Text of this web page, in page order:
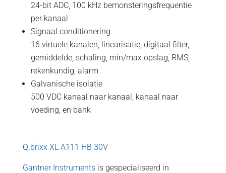
24-bit ADC, 100 kHz bemonsteringsfrequentie
per kanaal
Signaal conditionering
16 virtuele kanalen, linearisatie, digitaal filter,
gemiddelde, schaling, min/max opslag, RMS,
rekenkundig, alarm
Galvanische isolatie
500 VDC kanaal naar kanaal, kanaal naar
voeding, en bank
Q.brixx XL A111 HB 30V
Gantner Instrumentsis gespecialiseerd in